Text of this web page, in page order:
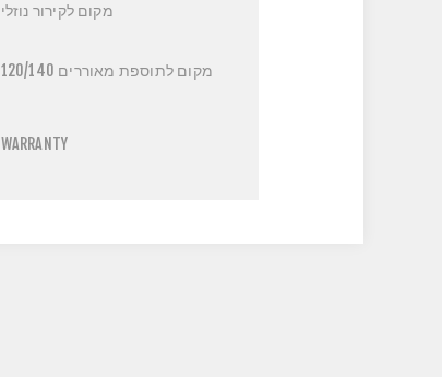
מקום לקירור נוזלי
מקום לתוספת מאוררים 120/140
WARRANTY